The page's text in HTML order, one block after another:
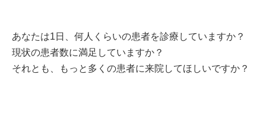
あなたは1日、何人くらいの患者を診療していますか？
現状の患者数に満足していますか？
それとも、もっと多くの患者に来院してほしいですか？